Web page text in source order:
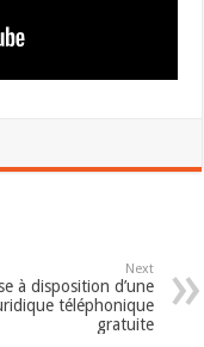
Next
à disposition d’une
téléphonique
gratuite